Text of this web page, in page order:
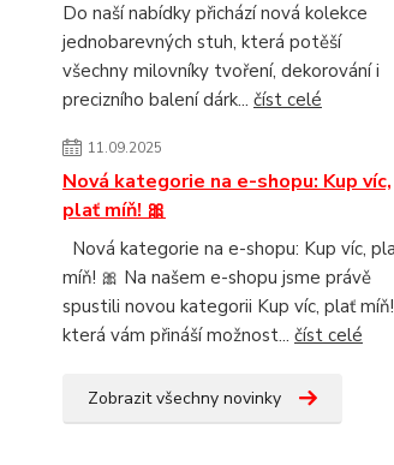
Do naší nabídky přichází nová kolekce
jednobarevných stuh, která potěší
všechny milovníky tvoření, dekorování i
precizního balení dárk... číst celé
11.09.2025
Nová kategorie na e-shopu: Kup víc,
plať míň! 🎀
Nová kategorie na e-shopu: Kup víc,
míň! 🎀 Na našem e-shopu jsme právě
spustili novou kategorii Kup víc, plať
která vám přináší možnost... číst celé
Zobrazit všechny novinky